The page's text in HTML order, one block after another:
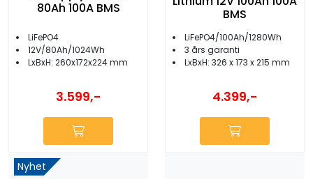
80Ah 100A BMS
LiFePO4
12V/80Ah/1024Wh
LxBxH: 260x172x224 mm
3.599,-
BMS
LiFePO4/100Ah/1280Wh
3 års garanti
LxBxH: 326 x 173 x 215 mm
4.399,-
Nyhet